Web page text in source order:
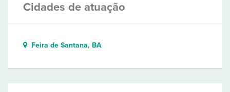
Cidades de atuação
Feira de Santana, BA